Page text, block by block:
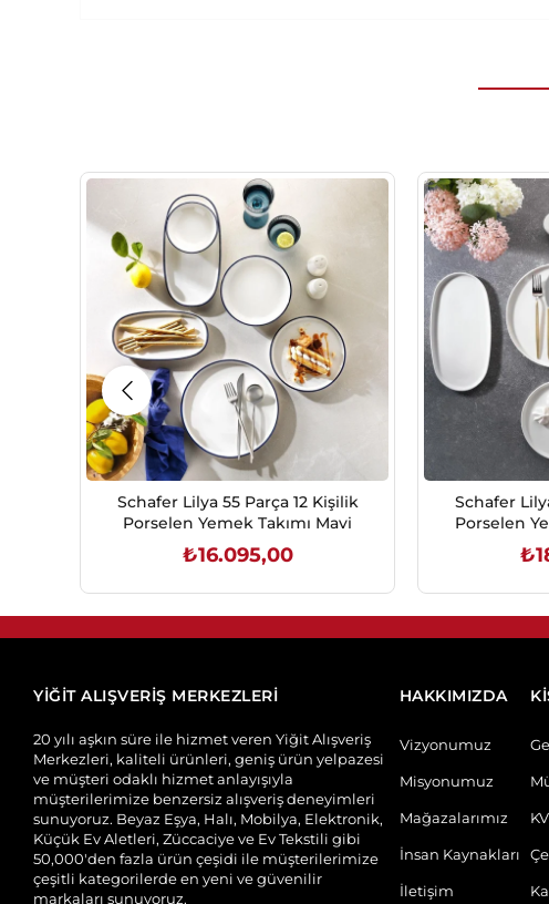
Schafer Lilya 55 Parça 12 Kişilik
Porselen Yemek Takımı Mavi
₺16.095,00
Schafer
Porselen
YİĞİT ALIŞVERİŞ MERKEZLERİ
20 yılı aşkın süre ile hizmet veren Yiğit Alışveriş
Merkezleri, kaliteli ürünleri, geniş ürün yelpazesi
ve müşteri odaklı hizmet anlayışıyla
müşterilerimize benzersiz alışveriş deneyimleri
sunuyoruz. Beyaz Eşya, Halı, Mobilya, Elektronik,
Küçük Ev Aletleri, Züccaciye ve Ev Tekstili gibi
50,000'den fazla ürün çeşidi ile müşterilerimize
çeşitli kategorilerde en yeni ve güvenilir
markaları sunuyoruz.
HAKKIMIZDA
Vizyonumuz
Misyonumuz
Mağazalarımız
İnsan Kaynakları
İletişim